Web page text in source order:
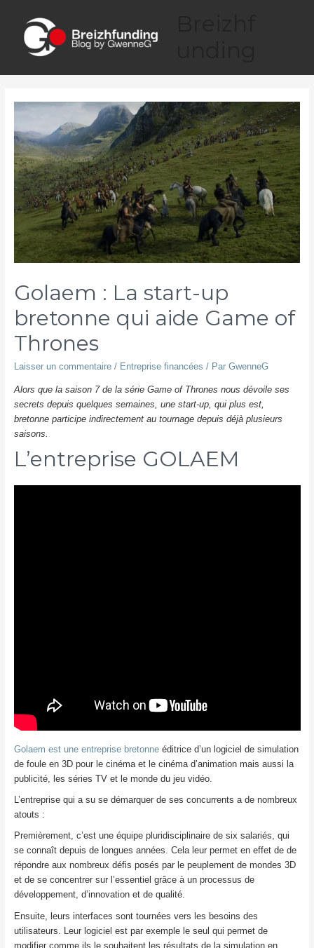
contenu
Menu
Golaem : La start-up
bretonne qui aide Game of
Thrones
Laisser un commentaire / Entreprise financées / Par GwenneG
Alors que la saison 7 de la série Game of Thrones nous dévoile ses
secrets depuis quelques semaines, une start-up, qui plus est,
bretonne participe indirectement au tournage depuis déjà plusieurs
saisons.
L’entreprise GOLAEM
Golaem est une entreprise bretonneéditrice d’un logiciel de simulation
de foule en 3D pour le cinéma et le cinéma d’animation mais aussi la
publicité, les séries TV et le monde du jeu vidéo.
L’entreprise qui a su se démarquer de ses concurrents a de nombreux
atouts :
Premièrement, c’est une équipe pluridisciplinaire de six salariés, qui
se connaît depuis de longues années. Cela leur permet en effet de de
répondre aux nombreux défis posés par le peuplement de mondes 3D
et de se concentrer sur l’essentiel grâce à un processus de
développement, d’innovation et de qualité.
Ensuite, leurs interfaces sont tournées vers les besoins des
utilisateurs. Leur logiciel est par exemple le seul qui permet de
modifier comme ils le souhaitent les résultats de la simulation en